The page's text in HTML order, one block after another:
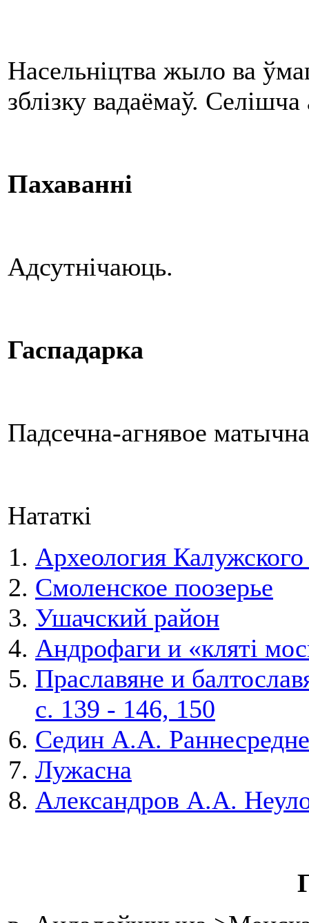
Насельніцтва жыло ва
зблізку вадаёмаў.
Пахаванні
Адсутнічаюць.
Гаспадарка
Падсечна-агнявое
Нататкі
Археология
Смоленское поозерье
Ушачский район
Андрофаги и «кляті
Праславяне и
с. 139 - 146, 150
Седин А.А.
Лужасна
Александров А.А.